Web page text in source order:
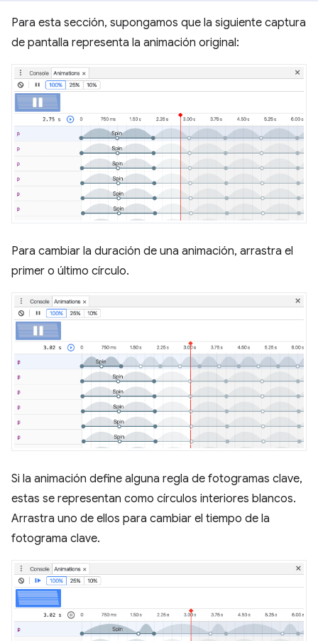
Para esta sección, supongamos que la siguiente captura
de pantalla representa la animación original:
Para cambiar la duración de una animación, arrastra el
primer o último círculo.
Si la animación define alguna regla de fotogramas clave,
estas se representan como círculos interiores blancos.
Arrastra uno de ellos para cambiar el tiempo de la
fotograma clave.